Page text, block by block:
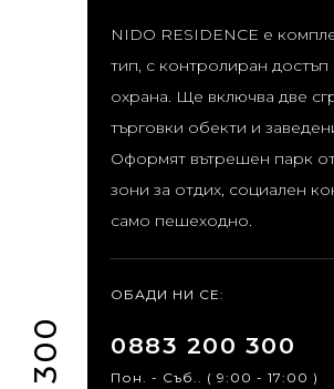
NIDO RESIDENCE е
тип, с контролиран
охрана. Ще включва две
търговки обекти и
Оформят вътрешен парк
зони за отдих, социален
само пешеходно.
ОБАДИ НИ СЕ:
0883 200 300
Пон. - Съб.. ( 9:00 - 17:00 )